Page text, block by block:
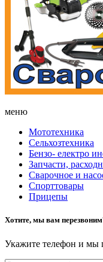
меню
Мототехника
Сельхозтехника
Бензо- електро
Запчасти,
Сварочное и
Спорттовары
Прицепы
Хотите, мы вам
Укажите телефон и мы